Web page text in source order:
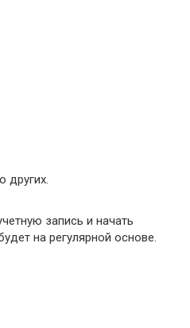
других.
запись и начать
на регулярной основе.